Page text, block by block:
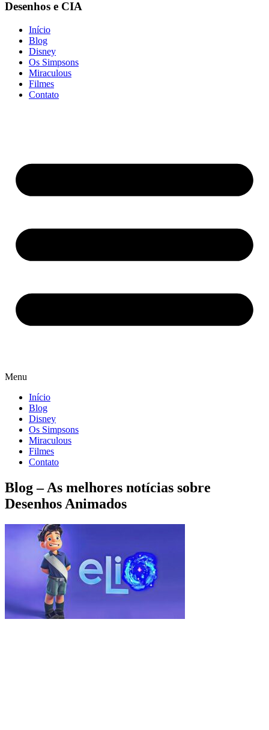
Desenhos e CIA
Início
Blog
Disney
Os Simpsons
Miraculous
Filmes
Contato
Menu
Início
Blog
Disney
Os Simpsons
Miraculous
Filmes
Contato
Blog – As melhores notícias sobre
Desenhos Animados